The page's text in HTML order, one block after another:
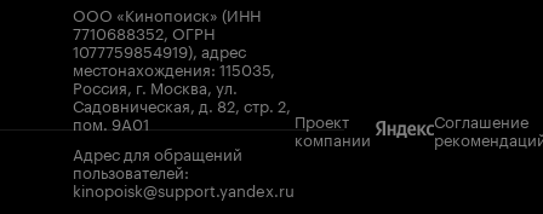
ООО «Кинопоиск» (ИНН
7710688352, ОГРН
1077759854919), адрес
местонахождения: 115035,
Россия, г. Москва, ул.
Садовническая, д. 82, стр. 2,
пом. 9А01
Адрес для обращений
пользователей:
kinopoisk@support.yandex.ru
Проект
компании
Соглашение